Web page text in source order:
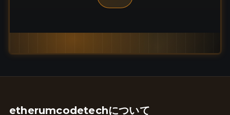
etherumcodetechについて